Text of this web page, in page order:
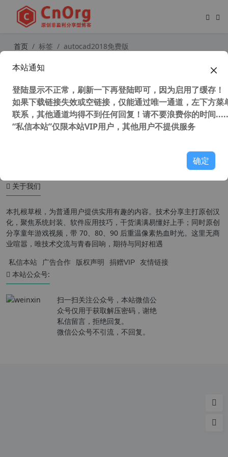
首页 标签 autocad2018免费版
关于我们
本扎根草根，为普通用户提供实用有趣的内容。技术分享主打原创汉
化，聚焦系统封装、软件应用技巧，干货满满易懂好上手；同时原创
分享童年游戏视频，带 70、80、90 后重温像素热血时光。这里无商
业喧嚣，唯技术交流与青春回响，期待与同好相遇
私信本站 广告合作 版权声明 捐赠VIP 友情链接
本站公众号:
扫一扫关注公众号，本站微信公
众号仅用于获取解压密码，谢绝
私信留言，拒绝回复。
微信公众号不引流，不回复。
本站通知
登陆显示不正常，刷新一下再登陆即可，因为启用了缓存！
如果下载链接失效或空链接，仅能通过唯一通道，左下方菜
联系，其他通道均得不到任何回复！请不要浪费你的时间
“私信本站”仅限本站VIP用户，其他用户不提供服务
确定